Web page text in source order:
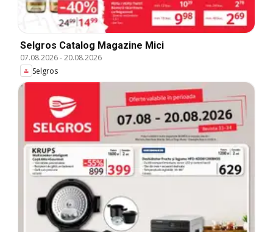
Selgros Catalog Magazine Mici
07.08.2026-20.08.2026
Selgros